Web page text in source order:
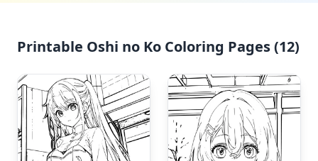
Printable Oshi no Ko Coloring Pages (12)